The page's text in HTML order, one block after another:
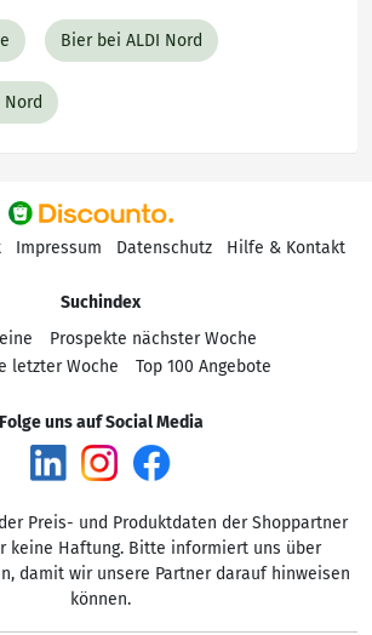
Bier bei ALDI Nord
Impressum Datenschutz Hilfe & Kontakt
Suchindex
Prospekte nächster Woche
letzter Woche
Top 100 Angebote
Folge uns auf Social Media
Preis- und Produktdaten der Shoppartner
keine Haftung. Bitte informiert uns über
damit wir unsere Partner darauf hinweisen
können.